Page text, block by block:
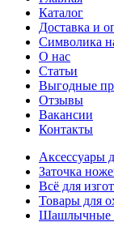
Каталог
Доставка и
Символика
О нас
Статьи
Выгодные
Отзывы
Вакансии
Контакты
Аксессуары
Заточка
Всё для
Товары для
Шашлычные